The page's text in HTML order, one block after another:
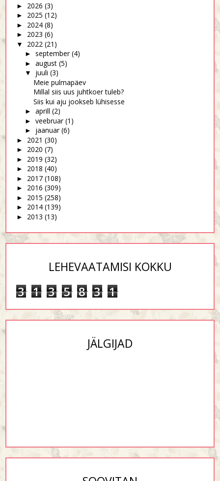
► 2026 (3)
► 2025 (12)
► 2024 (8)
► 2023 (6)
▼ 2022 (21)
► september (4)
► august (5)
▼ juuli (3)
Meie pulmapäev
Millal siis uus juhtkoer tuleb?
Siis kui aju jookseb lühisesse
► aprill (2)
► veebruar (1)
► jaanuar (6)
► 2021 (30)
► 2020 (7)
► 2019 (32)
► 2018 (40)
► 2017 (108)
► 2016 (309)
► 2015 (258)
► 2014 (139)
► 2013 (13)
LEHEVAATAMISI KOKKU
3 1 3 5 8 3 1
JÄLGIJAD